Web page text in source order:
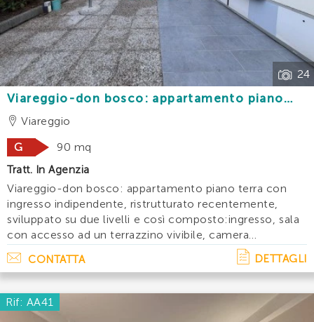
24
Viareggio-don bosco: appartamento piano
terra ristrutturato con giardino e posto auto a
500 m dal mare
Viareggio
G
90 mq
Tratt. In Agenzia
Viareggio-don bosco: appartamento piano terra con
ingresso indipendente, ristrutturato recentemente,
sviluppato su due livelli e così composto:ingresso, sala
con accesso ad un terrazzino vivibile, camera
matrimoniale, bagno con doccia e cucina con accesso
a giardino,scendendo accediamo alla tave. . .
CONTATTA DETTAGLI
Rif: AA41